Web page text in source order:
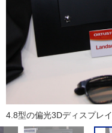
4.8型の偏光3Dディスプレイ